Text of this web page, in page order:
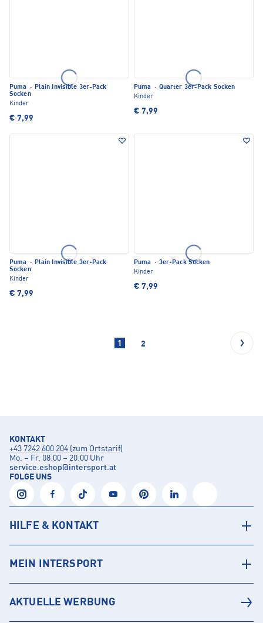
Puma · Plain Invisible 3er-Pack
Socken
Kinder
€ 7,99
Puma · Quarter 3er-Pack Socken
Kinder
€ 7,99
Puma · Plain Invisible 3er-Pack
Socken
Kinder
€ 7,99
Puma · 3er-Pack Socken
Kinder
€ 7,99
1 2
KONTAKT
+43 7242 600 204 (zum Ortstarif)
Mo. – Fr. 08:00 – 20:00 Uhr
service.eshop@intersport.at
FOLGE UNS
HILFE & KONTAKT
MEIN INTERSPORT
AKTUELLE WERBUNG